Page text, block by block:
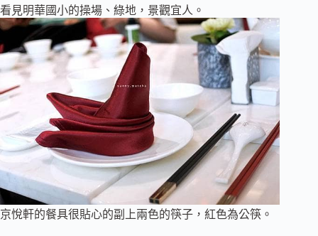
看見明華國小的操場、綠地，景觀宜人。
京悅軒的餐具很貼心的副上兩色的筷子，紅色為公筷。